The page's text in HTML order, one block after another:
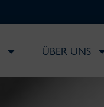
ÜBER UNS